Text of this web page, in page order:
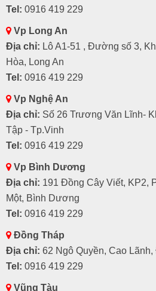
Tel: 0916 419 229
Vp Long An
Địa chỉ: Lô A1-51 , Đường số 3,
Hòa, Long An
Tel: 0916 419 229
Vp Nghệ An
Địa chỉ: Số 26 Trương Văn Lĩnh-
Tập - Tp.Vinh
Tel: 0916 419 229
Vp Bình Dương
Địa chỉ: 191 Đồng Cây Viết, KP2,
Một, Bình Dương
Tel: 0916 419 229
Đồng Tháp
Địa chỉ: 62 Ngô Quyền, Cao
Tel: 0916 419 229
Vũng Tàu